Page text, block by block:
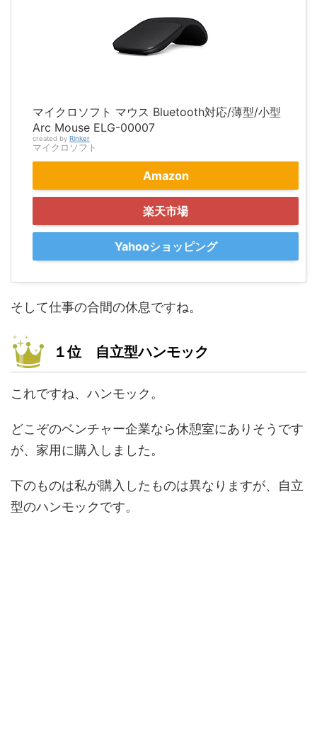
マイクロソフト マウス Bluetooth対応/薄型/小型
Arc Mouse ELG-00007
created by Rinker
マイクロソフト
Amazon
楽天市場
Yahooショッピング
そして仕事の合間の休息ですね。
１位 自立型ハンモック
これですね、ハンモック。
どこぞのベンチャー企業なら休憩室にありそうです
が、家用に購入しました。
下のものは私が購入したものは異なりますが、自立
型のハンモックです。